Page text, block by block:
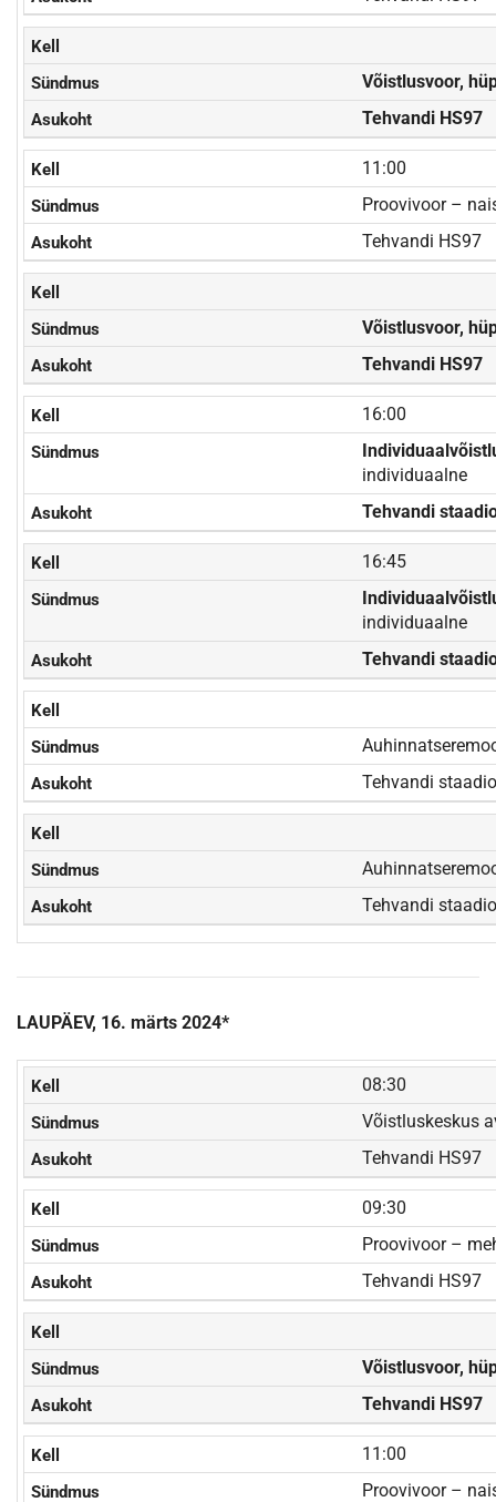
Võistlusvoor,
Tehvandi HS97
11:00
Proovivoor –
Tehvandi HS97
Võistlusvoor,
Tehvandi HS97
16:00
individuaalne
Tehvandi
16:45
individuaalne
Tehvandi
Tehvandi
Tehvandi
LAUPÄEV, 16. märts 2024*
08:30
Võistluskeskus
Tehvandi HS97
09:30
Proovivoor –
Tehvandi HS97
Võistlusvoor,
Tehvandi HS97
11:00
Proovivoor –